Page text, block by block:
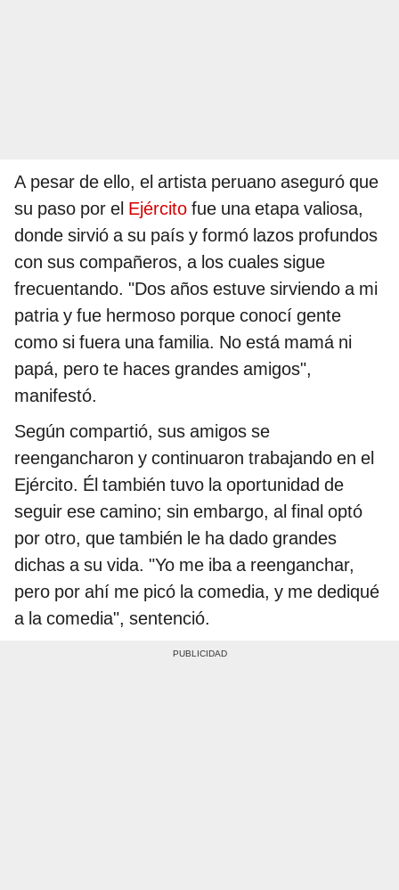
A pesar de ello, el artista peruano aseguró que
su paso por el Ejército fue una etapa valiosa,
donde sirvió a su país y formó lazos profundos
con sus compañeros, a los cuales sigue
frecuentando. "Dos años estuve sirviendo a mi
patria y fue hermoso porque conocí gente
como si fuera una familia. No está mamá ni
papá, pero te haces grandes amigos",
manifestó.
Según compartió, sus amigos se
reengancharon y continuaron trabajando en el
Ejército. Él también tuvo la oportunidad de
seguir ese camino; sin embargo, al final optó
por otro, que también le ha dado grandes
dichas a su vida. "Yo me iba a reenganchar,
pero por ahí me picó la comedia, y me dediqué
a la comedia", sentenció.